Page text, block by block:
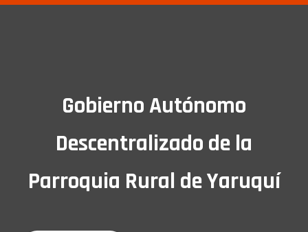
Gobierno Autónomo
Descentralizado de la
Parroquia Rural de Yaruquí